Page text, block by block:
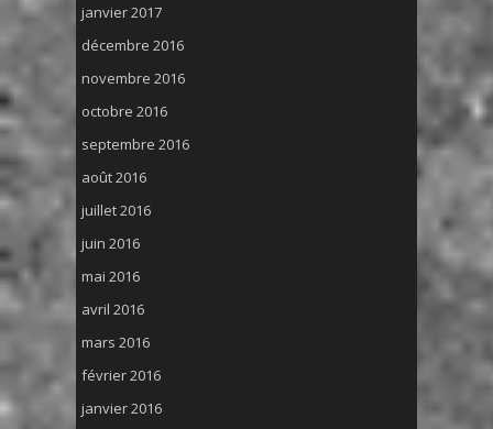
janvier 2017
décembre 2016
novembre 2016
octobre 2016
septembre 2016
août 2016
juillet 2016
juin 2016
mai 2016
avril 2016
mars 2016
février 2016
janvier 2016